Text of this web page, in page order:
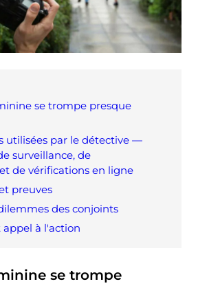
se trompe presque
utilisées par le détective —
surveillance, de
de vérifications en ligne
preuves
des conjoints
appel à l'action
se trompe